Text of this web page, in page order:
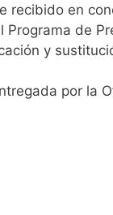
recibido en
de
y
por la